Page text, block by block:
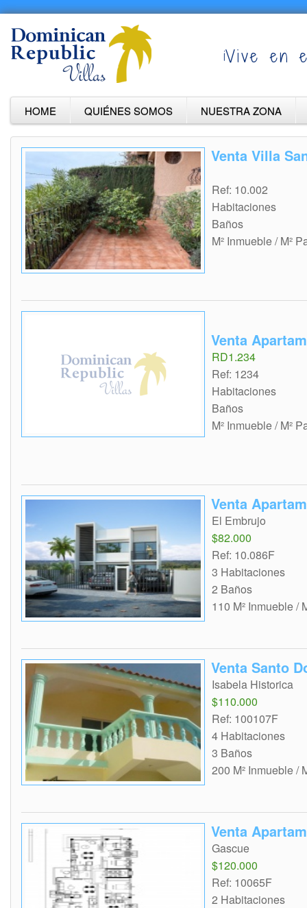
¡Vive en
HOME QUIÉNES SOMOS NUESTRA ZONA
Venta Villa
Ref: 10.002
Habitaciones
Baños
M² Inmueble / M²
Venta
RD1.234
Ref: 1234
Habitaciones
Baños
M² Inmueble / M²
Venta
El Embrujo
$82.000
Ref: 10.086F
3 Habitaciones
2 Baños
110 M² Inmueble /
Venta Santo
Isabela Historica
$110.000
Ref: 100107F
4 Habitaciones
3 Baños
200 M² Inmueble /
Venta
Gascue
$120.000
Ref: 10065F
2 Habitaciones